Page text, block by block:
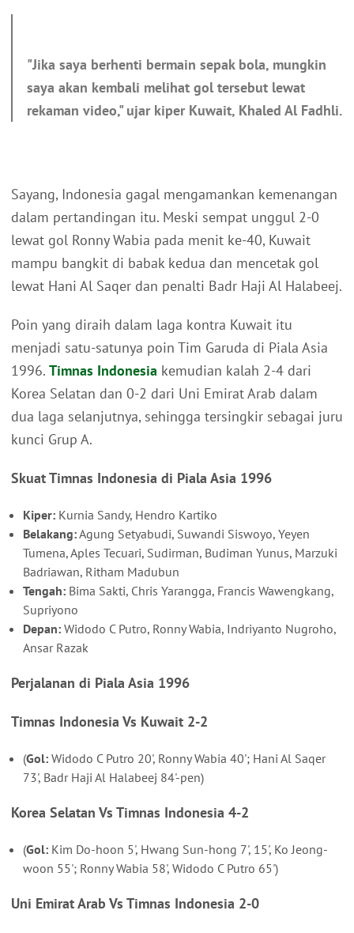
"Jika saya berhenti bermain sepak bola, mungkin
saya akan kembali melihat gol tersebut lewat
rekaman video," ujar kiper Kuwait, Khaled Al Fadhli.
Sayang, Indonesia gagal mengamankan kemenangan
dalam pertandingan itu. Meski sempat unggul 2-0
lewat gol Ronny Wabia pada menit ke-40, Kuwait
mampu bangkit di babak kedua dan mencetak gol
lewat Hani Al Saqer dan penalti Badr Haji Al Halabeej.
Poin yang diraih dalam laga kontra Kuwait itu
menjadi satu-satunya poin Tim Garuda di Piala Asia
1996. Timnas Indonesia kemudian kalah 2-4 dari
Korea Selatan dan 0-2 dari Uni Emirat Arab dalam
dua laga selanjutnya, sehingga tersingkir sebagai juru
kunci Grup A.
Skuat Timnas Indonesia di Piala Asia 1996
Kiper: Kurnia Sandy, Hendro Kartiko
Belakang:Agung Setyabudi, Suwandi Siswoyo, Yeyen
Tumena, Aples Tecuari, Sudirman, Budiman Yunus, Marzuki
Badriawan, Ritham Madubun
Tengah: Bima Sakti, Chris Yarangga, Francis Wawengkang,
Supriyono
Depan: Widodo C Putro, Ronny Wabia, Indriyanto Nugroho,
Ansar Razak
Perjalanan di Piala Asia 1996
Timnas Indonesia Vs Kuwait 2-2
(Gol: Widodo C Putro 20', Ronny Wabia 40'; Hani Al Saqer
73', Badr Haji Al Halabeej 84'-pen)
Korea Selatan Vs Timnas Indonesia 4-2
(Gol: Kim Do-hoon 5', Hwang Sun-hong 7', 15', Ko Jeong-
woon 55'; Ronny Wabia 58', Widodo C Putro 65')
Uni Emirat Arab Vs Timnas Indonesia 2-0